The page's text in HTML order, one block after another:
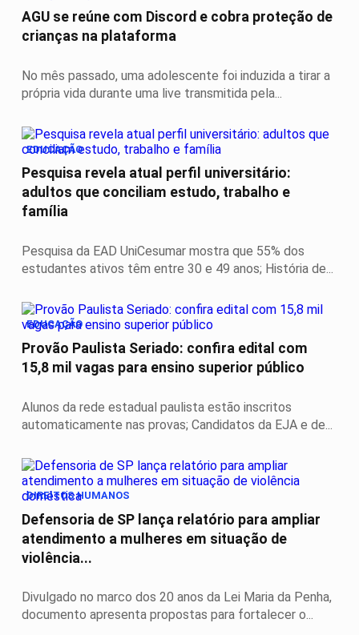
AGU se reúne com Discord e cobra proteção de
crianças na plataforma
No mês passado, uma adolescente foi induzida a tirar a
própria vida durante uma live transmitida pela...
EDUCAÇÃO
Pesquisa revela atual perfil universitário:
adultos que conciliam estudo, trabalho e
família
Pesquisa da EAD UniCesumar mostra que 55% dos
estudantes ativos têm entre 30 e 49 anos; História de...
EDUCAÇÃO
Provão Paulista Seriado: confira edital com
15,8 mil vagas para ensino superior público
Alunos da rede estadual paulista estão inscritos
automaticamente nas provas; Candidatos da EJA e de...
DIREITOS HUMANOS
Defensoria de SP lança relatório para ampliar
atendimento a mulheres em situação de
violência...
Divulgado no marco dos 20 anos da Lei Maria da Penha,
documento apresenta propostas para fortalecer o...